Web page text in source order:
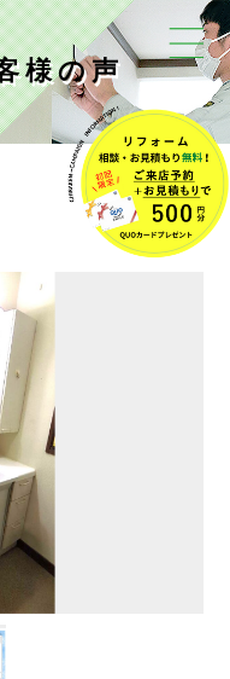
様の声